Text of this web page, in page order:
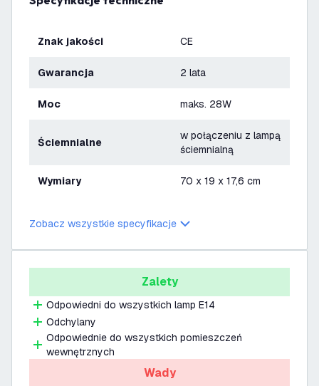
Znak jakości CE
Gwarancja 2 lata
Moc maks. 28W
Ściemnialne
w połączeniu z lampą
ściemnialną
Wymiary 70 x 19 x 17,6 cm
Zobacz wszystkie specyfikacje
Zalety
Odpowiedni do wszystkich lamp E14
Odchylany
Odpowiednie do wszystkich pomieszczeń
wewnętrznych
Wady